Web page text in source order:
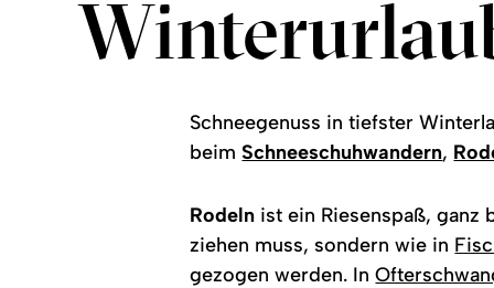
Schneegenuss in tiefster
beimSchneeschuhwandern,
Rodeln ist ein Riesenspaß, ganz
ziehen muss, sondern wie in
gezogen werden. In